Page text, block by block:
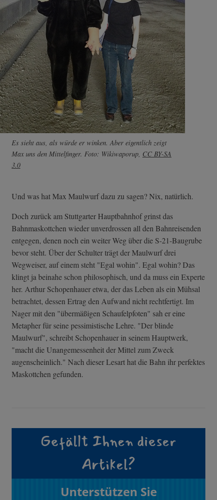
Es sieht aus, als würde er winken. Aber eigentlich zeigt
Max uns den Mittelfinger. Foto: Wikiwaporup CC BY-SA
3.0
Und was hat Max Maulwurf dazu zu sagen? Nix, natürlich.
Doch zurück am Stuttgarter Hauptbahnhof grinst das
Bahnmaskottchen wieder unverdrossen all den Bahnreisenden
entgegen, denen noch ein weiter Weg über die S-21-Baugrube
bevor steht. Über der Schulter trägt der Maulwurf drei
Wegweiser, auf einem steht "Egal wohin". Egal wohin? Das
klingt ja beinahe schon philosophisch, und da muss ein Experte
her. Arthur Schopenhauer etwa, der das Leben als ein Mühsal
betrachtet, dessen Ertrag den Aufwand nicht rechtfertigt. Im
Nager mit den "übermäßigen Schaufelpfoten" sah er eine
Metapher für seine pessimistische Lehre. "Der blinde
Maulwurf", schreibt Schopenhauer in seinem Hauptwerk,
"macht die Unangemessenheit der Mittel zum Zweck
augenscheinlich." Nach dieser Lesart hat die Bahn ihr perfektes
Maskottchen gefunden.
Gefällt Ihnen dieser
Artikel?
Unterstützen Sie